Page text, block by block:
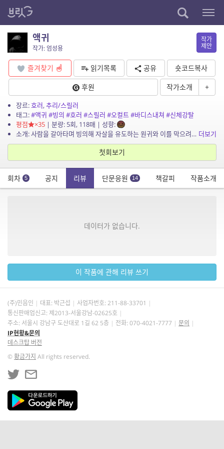
액귀
작가: 엄성용
작가
제안
즐겨찾기 읽기목록 공유
숏코드복사
후원
작가소개 +
장르:호러,추리/스릴러
태그:#액귀 #빙의 #호러 #스릴러 #오컬트#바디스내쳐 #신체강탈
평점
×35| 분량: 5회, 118매 | 성향:
소개: 사람을 갈아타며 빙의해 자살을 유도하는 원귀와 이를 막으려는 주인공들. *비정기 자유 연재입니다. 원본은 공개 예정이다 무산된 채팅 소설로, 상황과 대사 스크립트 46화 완결 &#... 더보기
첫회보기
회차 5 공지 리뷰 단문응원 14 책갈피 작품소개
데이터가 없습니다.
이 작품에 관해 리뷰 쓰기
(주)민음인 대표: 박근섭 사업자번호: 211-88-33701
통신판매업신고: 제2013-서울강남-02625호
주소: 서울시 강남구 도산대로 1길 62 5층
전화: 070-4021-7777
문의
IP현황&문의
데스크탑 버전
©황금가지 All rights reserved.